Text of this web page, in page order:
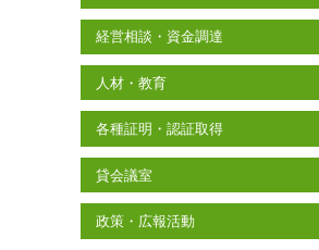
経営相談・資金調達
人材・教育
各種証明・認証取得
貸会議室
政策・広報活動